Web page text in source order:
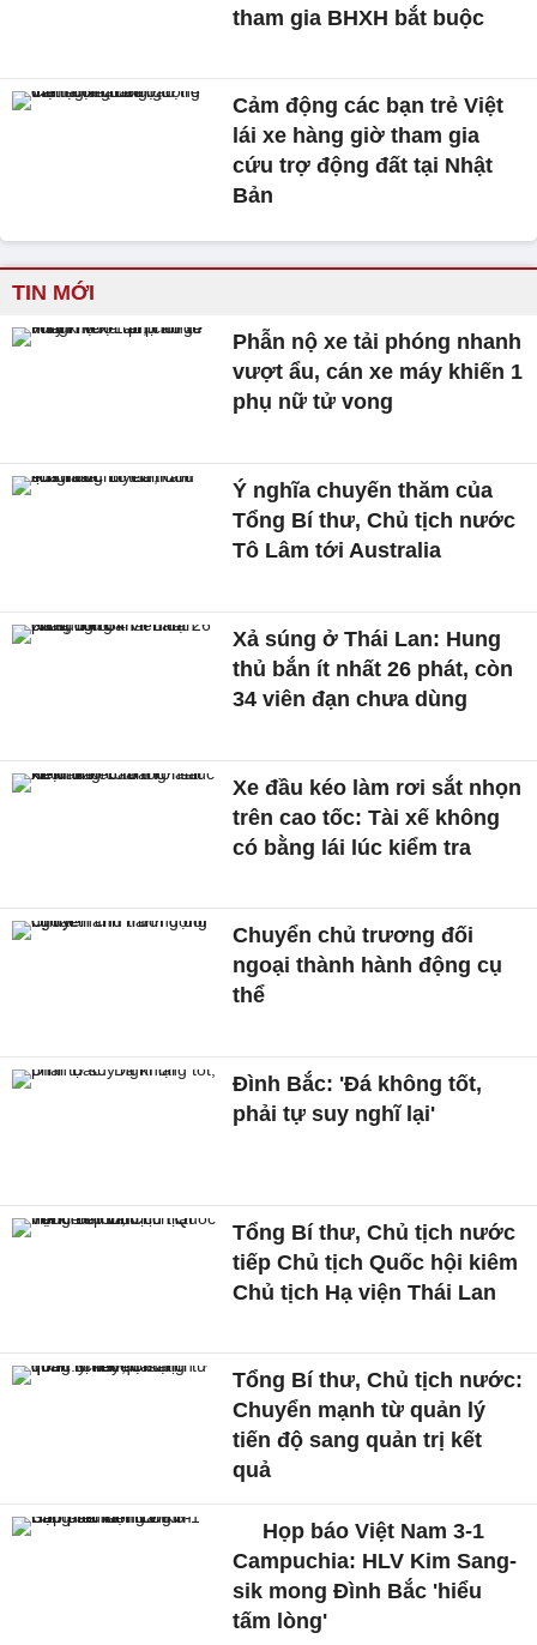
tham gia BHXH bắt buộc
Cảm động các bạn trẻ Việt
lái xe hàng giờ tham gia
cứu trợ động đất tại Nhật
Bản
TIN MỚI
Phẫn nộ xe tải phóng nhanh
vượt ẩu, cán xe máy khiến 1
phụ nữ tử vong
Ý nghĩa chuyến thăm của
Tổng Bí thư, Chủ tịch nước
Tô Lâm tới Australia
Xả súng ở Thái Lan: Hung
thủ bắn ít nhất 26 phát, còn
34 viên đạn chưa dùng
Xe đầu kéo làm rơi sắt nhọn
trên cao tốc: Tài xế không
có bằng lái lúc kiểm tra
Chuyển chủ trương đối
ngoại thành hành động cụ
thể
Đình Bắc: 'Đá không tốt,
phải tự suy nghĩ lại'
Tổng Bí thư, Chủ tịch nước
tiếp Chủ tịch Quốc hội kiêm
Chủ tịch Hạ viện Thái Lan
Tổng Bí thư, Chủ tịch nước:
Chuyển mạnh từ quản lý
tiến độ sang quản trị kết
quả
Họp báo Việt Nam 3-1
Campuchia: HLV Kim Sang-
sik mong Đình Bắc 'hiểu
tấm lòng'